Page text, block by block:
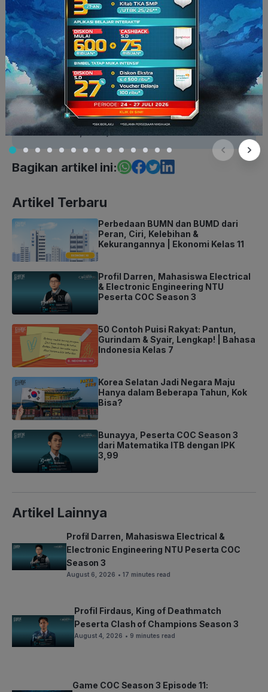
Info Ruangguru Seputar Ruangguru Siaran Pers
Ruangguru
Platform bimbingan belajar online
terbesar dan terbaik di Indonesia.
Menyediakan layanan belajar berbasis
teknologi interaktif untuk jenjang SD,
SMP, SMA/SMK.
Bagikan artikel ini:
Artikel Terbaru
Perbedaan BUMN dan BUMD dari
Peran, Ciri, Kelebihan &
Kekurangannya | Ekonomi Kelas 11
Profil Darren, Mahasiswa Electrical
& Electronic Engineering NTU
Peserta COC Season 3
50 Contoh Puisi Rakyat: Pantun,
Gurindam & Syair, Lengkap! | Bahasa
Indonesia Kelas 7
Korea Selatan Jadi Negara Maju
Hanya dalam Beberapa Tahun, Kok
Bisa?
Bunayya, Peserta COC Season 3
dari Matematika ITB dengan IPK
3,99
Artikel Lainnya
Profil Darren, Mahasiswa Electrical &
Electronic Engineering NTU Peserta COC
Season 3
August 6, 2026 • 17 minutes read
Profil Firdaus, King of Deathmatch
Peserta Clash of Champions Season 3
August 4, 2026 • 9 minutes read
Game COC Season 3 Episode 11: